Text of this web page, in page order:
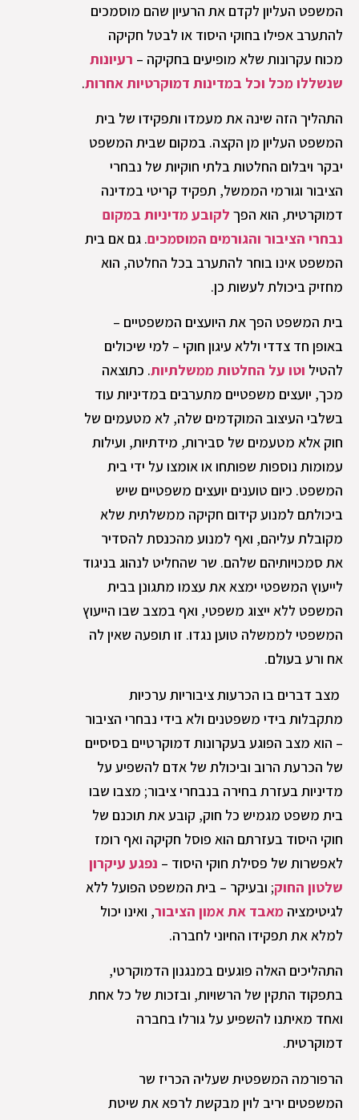
המשפט העליון לקדם את הרעיון שהם מוסמכים
להתערב אפילו בחוקי היסוד או לבטל חקיקה
מכוח עקרונות שלא מופיעים בחקיקה – רעיונות
שנשללו מכל וכל במדינות דמוקרטיות אחרות.
התהליך הזה שינה את מעמדו ותפקידו של בית
המשפט העליון מן הקצה. במקום שבית המשפט
יבקר ויבלום החלטות בלתי חוקיות של נבחרי
הציבור וגורמי הממשל, תפקיד קריטי במדינה
דמוקרטית, הוא הפך לקובע מדיניות במקום
נבחרי הציבור והגורמים המוסמכים. גם אם בית
המשפט אינו בוחר להתערב בכל החלטה, הוא
מחזיק ביכולת לעשות כן.
בית המשפט הפך את היועצים המשפטיים –
באופן חד צדדי וללא עיגון חוקי – למי שיכולים
להטיל וטו על החלטות ממשלתיות. כתוצאה
מכך, יועצים משפטיים מתערבים במדיניות עוד
בשלבי העיצוב המוקדמים שלה, לא מטעמים של
חוק אלא מטעמים של סבירות, מידתיות, ועילות
עמומות נוספות שפותחו או אומצו על ידי בית
המשפט. כיום טוענים יועצים משפטיים שיש
ביכולתם למנוע קידום חקיקה ממשלתית שלא
מקובלת עליהם, ואף למנוע מהכנסת להסדיר
את סמכויותיהם שלהם. שר שהחליט לנהוג בניגוד
לייעוץ המשפטי ימצא את עצמו מתגונן בבית
המשפט ללא ייצוג משפטי, ואף במצב שבו הייעוץ
המשפטי לממשלה טוען נגדו. זו תופעה שאין לה
אח ורע בעולם.
מצב דברים בו הכרעות ציבוריות ערכיות
מתקבלות בידי משפטנים ולא בידי נבחרי הציבור
– הוא מצב הפוגע בעקרונות דמוקרטיים בסיסיים
של הכרעת הרוב וביכולת של אדם להשפיע על
מדיניות בעזרת בחירה בנבחרי ציבור; מצבו שבו
בית משפט מגמיש כל חוק, קובע את תוכנם של
חוקי היסוד בעזרתם הוא פוסל חקיקה ואף רומז
לאפשרות של פסילת חוקי היסוד – נפגע עיקרון
שלטון החוק; ובעיקר – בית המשפט הפועל ללא
לגיטימציה מאבד את אמון הציבור, ואינו יכול
למלא את תפקידו החיוני לחברה.
התהליכים האלה פוגעים במנגנון הדמוקרטי,
בתפקוד התקין של הרשויות, ובזכות של כל אחת
ואחד מאיתנו להשפיע על גורלו בחברה
דמוקרטית.
הרפורמה המשפטית שעליה הכריז שר
המשפטים יריב לוין מבקשת לרפא את שיטת